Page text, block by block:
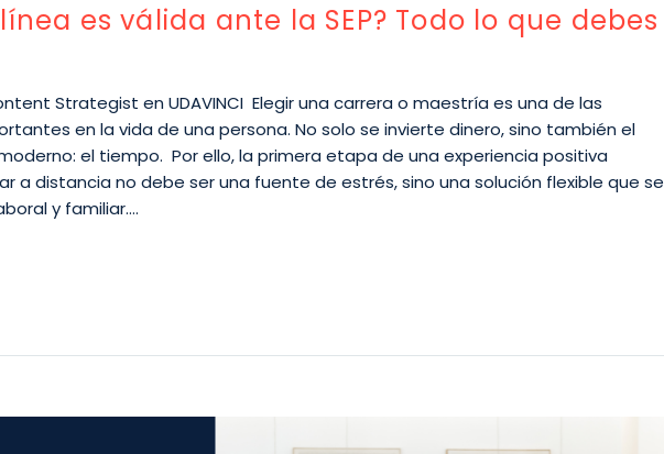
es válida ante la SEP? Todo lo que debes
Strategist en UDAVINCI Elegir una carrera o maestría es una de las
en la vida de una persona. No solo se invierte dinero, sino también el
el tiempo. Por ello, la primera etapa de una experiencia positiva
a distancia no debe ser una fuente de estrés, sino una solución flexible que se
y familiar….